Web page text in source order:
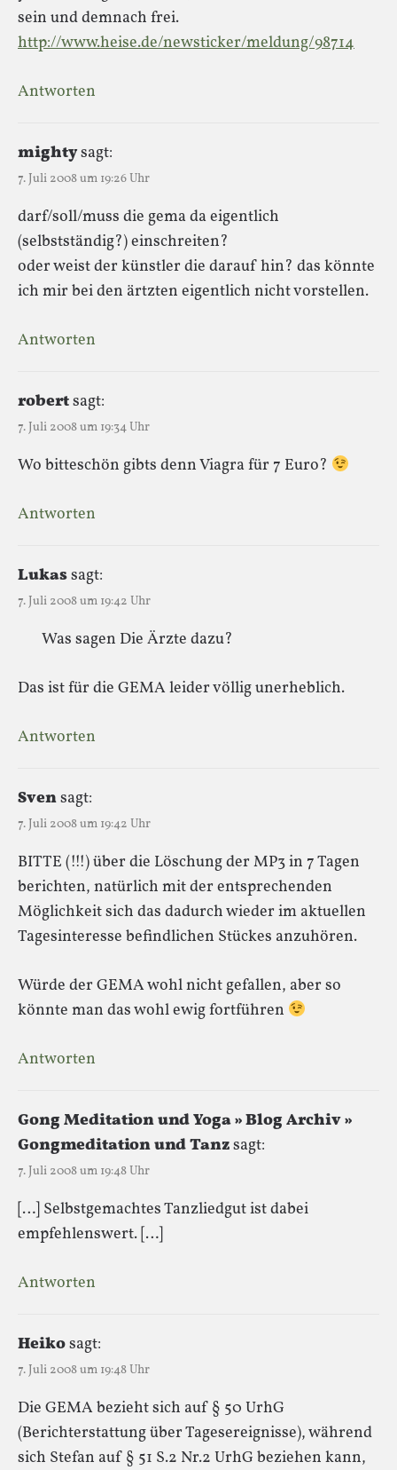
sein und demnach frei.
http://www.heise.de/newsticker/meldung/98714
Antworten
mightysagt:
7. Juli 2008 um 19:26 Uhr
darf/soll/muss die gema da eigentlich
(selbstständig?) einschreiten?
oder weist der künstler die darauf hin? das könnte
ich mir bei den ärtzten eigentlich nicht vorstellen.
Antworten
robertsagt:
7. Juli 2008 um 19:34 Uhr
Wo bitteschön gibts denn Viagra für 7 Euro?
Antworten
Lukassagt:
7. Juli 2008 um 19:42 Uhr
Was sagen Die Ärzte dazu?
Das ist für die GEMA leider völlig unerheblich.
Antworten
Svensagt:
7. Juli 2008 um 19:42 Uhr
BITTE (!!!) über die Löschung der MP3 in 7 Tagen
berichten, natürlich mit der entsprechenden
Möglichkeit sich das dadurch wieder im aktuellen
Tagesinteresse befindlichen Stückes anzuhören.
Würde der GEMA wohl nicht gefallen, aber so
könnte man das wohl ewig fortführen
Antworten
Gong Meditation und Yoga » Blog Archiv »
Gongmeditation und Tanzsagt:
7. Juli 2008 um 19:48 Uhr
[…] Selbstgemachtes Tanzliedgut ist dabei
empfehlenswert. […]
Antworten
Heikosagt:
7. Juli 2008 um 19:48 Uhr
Die GEMA bezieht sich auf § 50 UrhG
(Berichterstattung über Tagesereignisse), während
sich Stefan auf § 51 S.2 Nr.2 UrhG beziehen kann,